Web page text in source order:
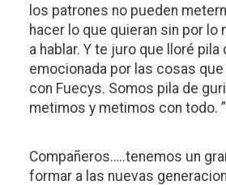
los patrones no pueden
hacer lo que quieran sin por lo
a hablar. Y te juro que lloré pila
emocionada por las cosas
con Fuecys. Somos pila de
metimos y metimos con todo.
Compañeros…..tenemos un
formar a las nuevas